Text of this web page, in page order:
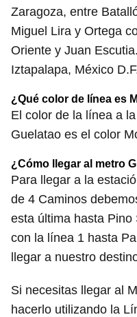
Zaragoza, entre
Miguel Lira y Ortega
Oriente y Juan
Iztapalapa, México
¿Qué color de línea es
El color de la línea a
Guelatao es el color
¿Cómo llegar al metro
Para llegar a la
de 4 Caminos
esta última hasta Pino
con la línea 1 hasta
llegar a nuestro
Si necesitas llegar al
hacerlo utilizando la